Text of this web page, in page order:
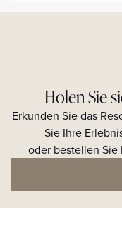
Holen Sie
Erkunden Sie das
Sie Ihre
oder bestellen Sie